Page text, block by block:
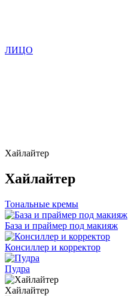
ЛИЦО
Хайлайтер
Хайлайтер
Тональные кремы
База и праймер под макияж
Консиллер и корректор
Пудра
Хайлайтер